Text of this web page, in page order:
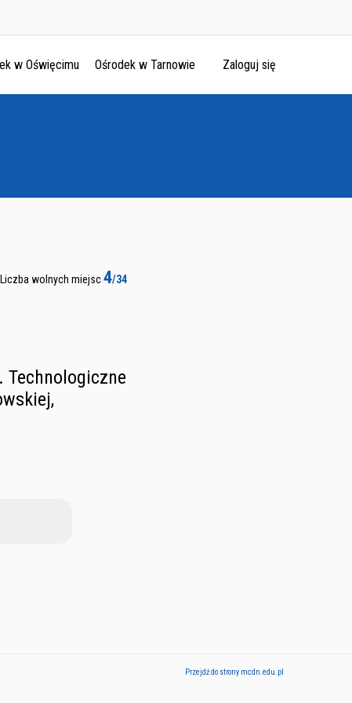
w Oświęcimu Ośrodek w Tarnowie Zaloguj się
Liczba wolnych miejsc4/34
Technologiczne
Przejdź do strony mcdn.edu.pl